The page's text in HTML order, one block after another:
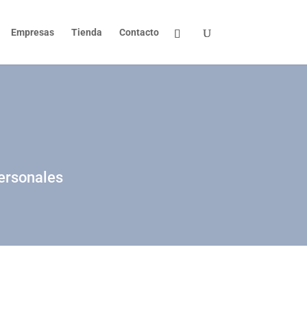
Empresas Tienda Contacto